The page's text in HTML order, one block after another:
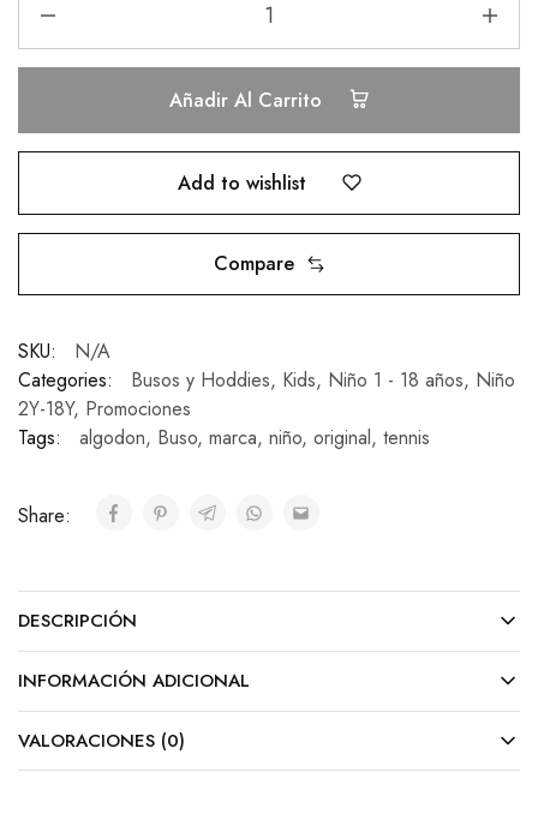
Añadir Al Carrito
Add to wishlist
Compare
SKU:
N/A
Categories:
Busos y Hoddies, Kids, Niño 1 - 18 años, Niño
2Y-18Y, Promociones
Tags:
algodon, Buso, marca, niño, original, tennis
Share:
DESCRIPCIÓN
INFORMACIÓN ADICIONAL
VALORACIONES (0)